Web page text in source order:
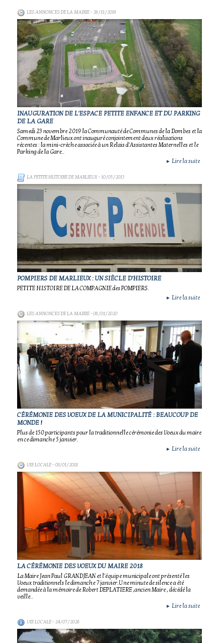
LES ANNONCES DE LA MAIRIE- 26/11/2019
INAUGURATION DE L'ESPACE PETITE ENFANCE ET DU PARKING
DE LA GARE
Samedi 23 novembre 2019 la Communauté de Communes de la Dombes et la
Commune de Marlieux ont inauguré conjointement deux réalisations
récentes : la mini-crèche associée à un Relais d'Assistantes Maternelles et le
Parking de la Gare..
► Lire la suite
LA PETITE HISTOIRE DE MARLIEUX- 10/05/2013
POMPIERS DE MARLIEUX : UN SIÈCLE D'HISTOIRE
PETITE HISTOIRE DE LA COMPAGNIE des POMPIERS.
► Lire la suite
LES ANNONCES DE LA MAIRIE- 06/01/2020
CÉRÉMONIE DES VOEUX DE LA MUNICIPALITÉ : BEAUCOUP DE
MONDE !
Plus de 150 participants pour la traditionnelle cérémonie des Voeux du maire
en ce dimanche 5 janvier.
► Lire la suite
VIE LOCALE- 08/01/2018
LA CÉRÉMONIE DES VOEUX DU MAIRE 2018
La Maire Jean Paul GRANDJEAN et l'équipe municipale ont présenté les
Voeux traditionnels le dimanche 7 janvier.Une minute de silence a été
demandée à la mémoire de Robert DEPLATIERE ,ancien Maire , décédé la
veille..
► Lire la suite
VIE LOCALE- 24/07/2026